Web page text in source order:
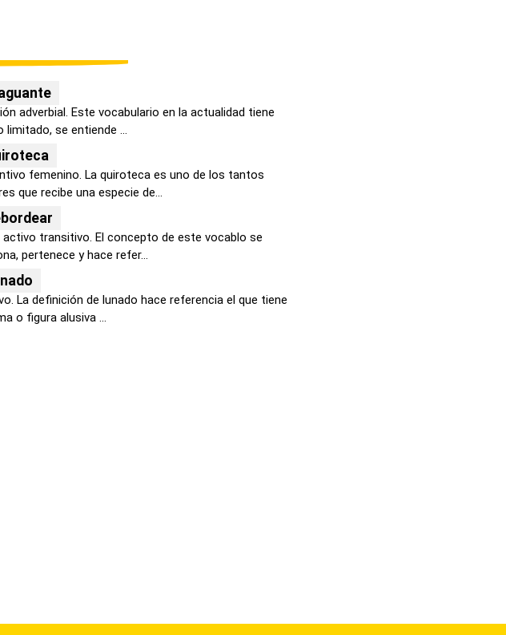
adverbial. Este vocabulario en la actualidad tiene
limitado, se entiende ...
femenino. La quiroteca es uno de los tantos
que recibe una especie de...
activo transitivo. El concepto de este vocablo se
pertenece y hace refer...
La definición de lunado hace referencia el que tiene
o figura alusiva ...